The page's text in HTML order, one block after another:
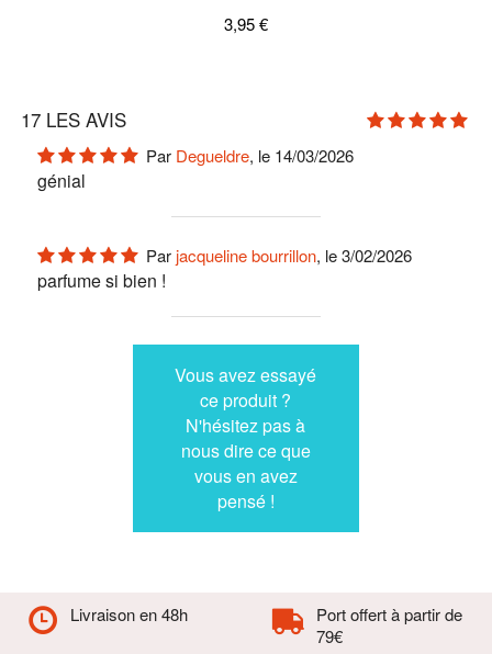
3,95 €
17LES AVIS
Par Degueldre, le 14/03/2026
génial
Parjacqueline bourrillon, le 3/02/2026
parfume si bien !
Vous avez essayé
ce produit ?
N'hésitez pas à
nous dire ce que
vous en avez
pensé !
Livraison en 48h
Port offert à partir de
79€